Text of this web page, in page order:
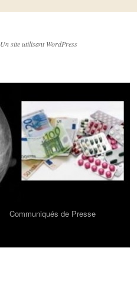
Un site utilisant WordPress
Communiqués de Presse